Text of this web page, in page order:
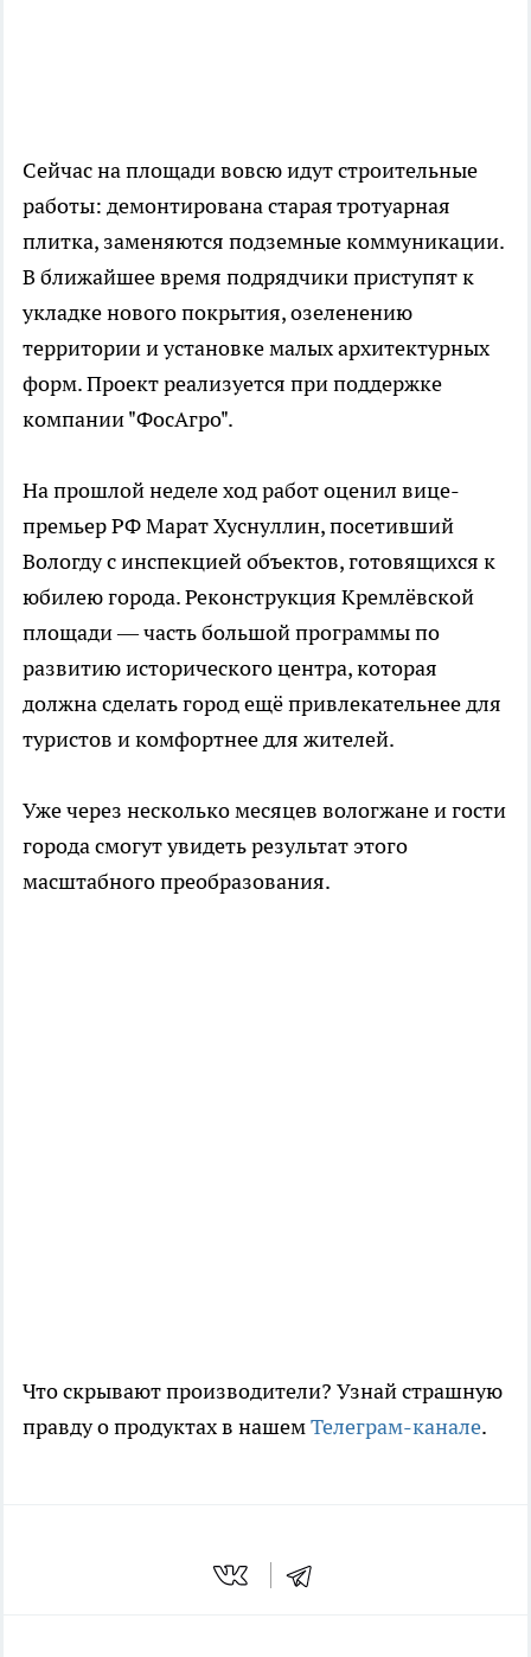
Сейчас на площади вовсю идут строительные
работы: демонтирована старая тротуарная
плитка, заменяются подземные коммуникации.
В ближайшее время подрядчики приступят к
укладке нового покрытия, озеленению
территории и установке малых архитектурных
форм. Проект реализуется при поддержке
компании "ФосАгро".
На прошлой неделе ход работ оценил вице-
премьер РФ Марат Хуснуллин, посетивший
Вологду с инспекцией объектов, готовящихся к
юбилею города. Реконструкция Кремлёвской
площади — часть большой программы по
развитию исторического центра, которая
должна сделать город ещё привлекательнее для
туристов и комфортнее для жителей.
Уже через несколько месяцев вологжане и гости
города смогут увидеть результат этого
масштабного преобразования.
Что скрывают производители? Узнай страшную
правду о продуктах в нашемТелеграм-канале.